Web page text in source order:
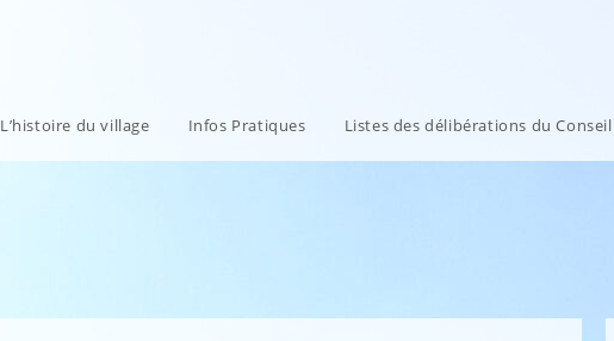
L’histoire du village Infos Pratiques Listes des délibérations du